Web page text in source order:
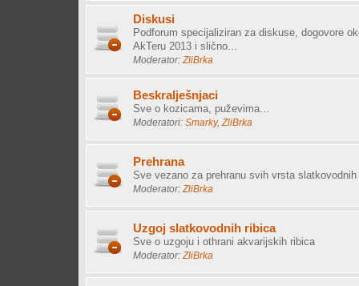
Diskusi
Podforum specijaliziran za diskuse, dogovore
AkTeru 2013 i slično...
Moderator: ZliBrka
Beskralješnjaci
Sve o kozicama, puževima...
Moderatori: Smarky, ZliBrka
Prehrana
Sve vezano za prehranu svih vrsta slatkovodnih
Moderator: ZliBrka
Uzgoj slatkovodnih ribica
Sve o uzgoju i othrani akvarijskih ribica
Moderator: ZliBrka